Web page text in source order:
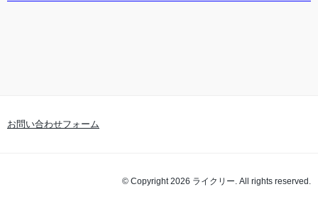
お問い合わせフォーム
© Copyright 2026 ライクリー. All rights reserved.